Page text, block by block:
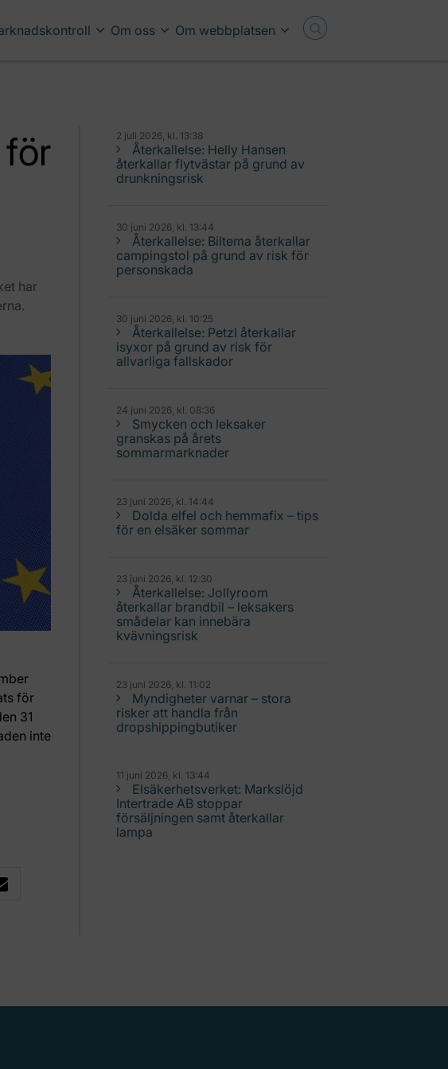
Om oss Om webbplatsen
har
för
31
inte
2 juli 2026, kl. 13:38
Återkallelse: Helly Hansen
återkallar flytvästar på grund av
drunkningsrisk
30 juni 2026, kl. 13:44
Återkallelse: Biltema återkallar
campingstol på grund av risk för
personskada
30 juni 2026, kl. 10:25
Återkallelse: Petzl återkallar
isyxor på grund av risk för
allvarliga fallskador
24 juni 2026, kl. 08:36
Smycken och leksaker
granskas på årets
sommarmarknader
23 juni 2026, kl. 14:44
Dolda elfel och hemmafix – tips
för en elsäker sommar
23 juni 2026, kl. 12:30
Återkallelse: Jollyroom
återkallar brandbil – leksakers
smådelar kan innebära
kvävningsrisk
23 juni 2026, kl. 11:02
Myndigheter varnar – stora
risker att handla från
dropshippingbutiker
11 juni 2026, kl. 13:44
Elsäkerhetsverket: Markslöjd
Intertrade AB stoppar
försäljningen samt återkallar
lampa